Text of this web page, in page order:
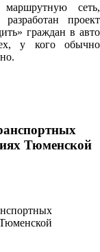
сеть,
проект
граждан в авто
у кого обычно
Тюменской